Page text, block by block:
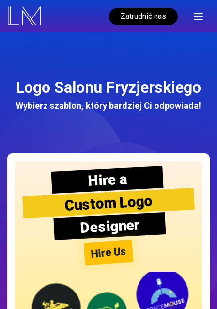
Zatrudnić nas
Logo Salonu Fryzjerskiego
Wybierz szablon, który bardziej Ci odpowiada!
Hire a
Custom Logo
Designer
Hire Us